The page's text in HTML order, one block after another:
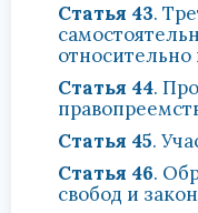
Статья 43.
Статья 44.
Статья 45.
Статья 46.
свобод и